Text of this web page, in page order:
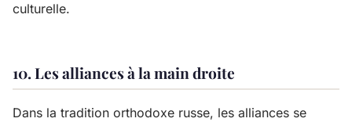
culturelle.
10. Les alliances à la main droite
Dans la tradition orthodoxe russe, les alliances se